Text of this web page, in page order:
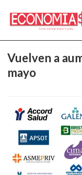
Vuelven a
mayo